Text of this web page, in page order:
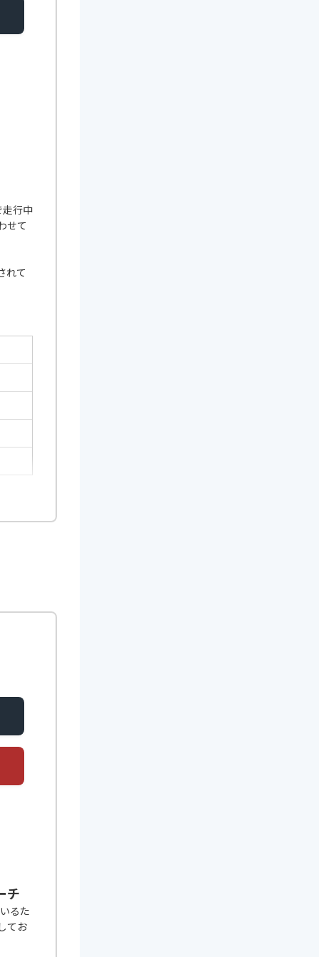
行中
せて
れて
チ
るた
てお